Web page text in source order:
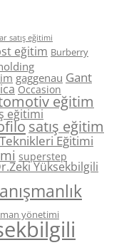
satış eğitimi
eğitim Burberry
gaggenau Gant
Occasion
eğitim
eğitimi
satış eğitim
Teknikleri Eğitimi
superstep
Yüksekbilgili
yönetimi